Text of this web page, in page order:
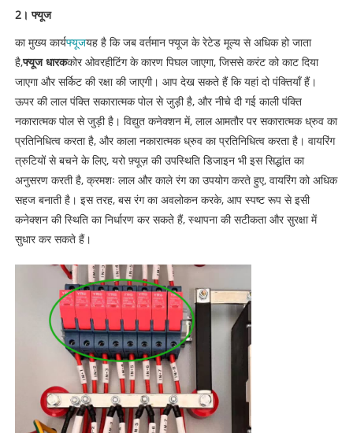
2। फ्यूज
का मुख्य कार्यफ्यूजयह है कि जब वर्तमान फ्यूज के रेटेड मूल्य से अधिक हो जाता
है,फ्यूज धारककोर ओवरहीटिंग के कारण पिघल जाएगा, जिससे करंट को काट दिया
जाएगा और सर्किट की रक्षा की जाएगी। आप देख सकते हैं कि यहां दो पंक्तियाँ हैं।
ऊपर की लाल पंक्ति सकारात्मक पोल से जुड़ी है, और नीचे दी गई काली पंक्ति
नकारात्मक पोल से जुड़ी है। विद्युत कनेक्शन में, लाल आमतौर पर सकारात्मक ध्रुव का
प्रतिनिधित्व करता है, और काला नकारात्मक ध्रुव का प्रतिनिधित्व करता है। वायरिंग
त्रुटियों से बचने के लिए, यरो फ़्यूज़ की उपस्थिति डिजाइन भी इस सिद्धांत का
अनुसरण करती है, क्रमशः लाल और काले रंग का उपयोग करते हुए, वायरिंग को अधिक
सहज बनाती है। इस तरह, बस रंग का अवलोकन करके, आप स्पष्ट रूप से इसी
कनेक्शन की स्थिति का निर्धारण कर सकते हैं, स्थापना की सटीकता और सुरक्षा में
सुधार कर सकते हैं।